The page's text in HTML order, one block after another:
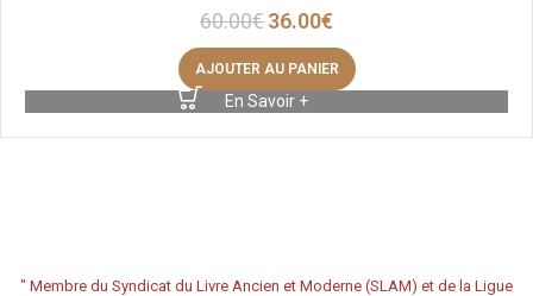
60.00€36.00€
AJOUTER AU PANIER
En Savoir +
" Membre du Syndicat du Livre Ancien et Moderne (SLAM) et de la Ligue